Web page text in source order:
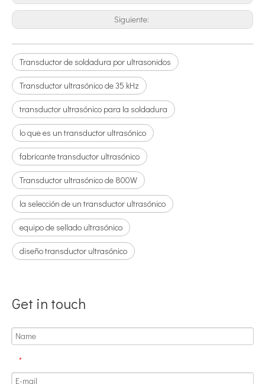
¿Cuál es el principio y la teoría de la máquina de soldadura de
Siguiente:
Transductor de soldadura por ultrasonidos
Transductor ultrasónico de 35 kHz
transductor ultrasónico para la soldadura
lo que es un transductor ultrasónico
fabricante transductor ultrasónico
Transductor ultrasónico de 800W
la selección de un transductor ultrasónico
equipo de sellado ultrasónico
diseño transductor ultrasónico
Get in touch
*